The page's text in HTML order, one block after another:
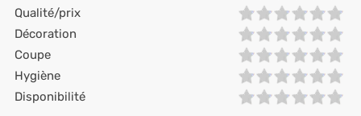
Qualité/prix
Décoration
Coupe
Hygiène
Disponibilité